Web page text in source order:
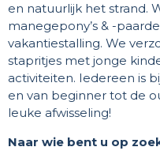
en natuurlijk het strand.
manegepony’s & -
vakantiestalling. We
stapritjes met jonge
activiteiten. Iedereen is
en van beginner tot de
leuke afwisseling!
Naar wie bent u op